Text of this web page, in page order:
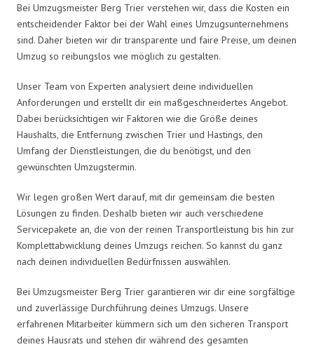
Bei Umzugsmeister Berg Trier verstehen wir, dass die Kosten ein
entscheidender Faktor bei der Wahl eines Umzugsunternehmens
sind. Daher bieten wir dir transparente und faire Preise, um deinen
Umzug so reibungslos wie möglich zu gestalten.
Unser Team von Experten analysiert deine individuellen
Anforderungen und erstellt dir ein maßgeschneidertes Angebot.
Dabei berücksichtigen wir Faktoren wie die Größe deines
Haushalts, die Entfernung zwischen Trier und Hastings, den
Umfang der Dienstleistungen, die du benötigst, und den
gewünschten Umzugstermin.
Wir legen großen Wert darauf, mit dir gemeinsam die besten
Lösungen zu finden. Deshalb bieten wir auch verschiedene
Servicepakete an, die von der reinen Transportleistung bis hin zur
Komplettabwicklung deines Umzugs reichen. So kannst du ganz
nach deinen individuellen Bedürfnissen auswählen.
Bei Umzugsmeister Berg Trier garantieren wir dir eine sorgfältige
und zuverlässige Durchführung deines Umzugs. Unsere
erfahrenen Mitarbeiter kümmern sich um den sicheren Transport
deines Hausrats und stehen dir während des gesamten